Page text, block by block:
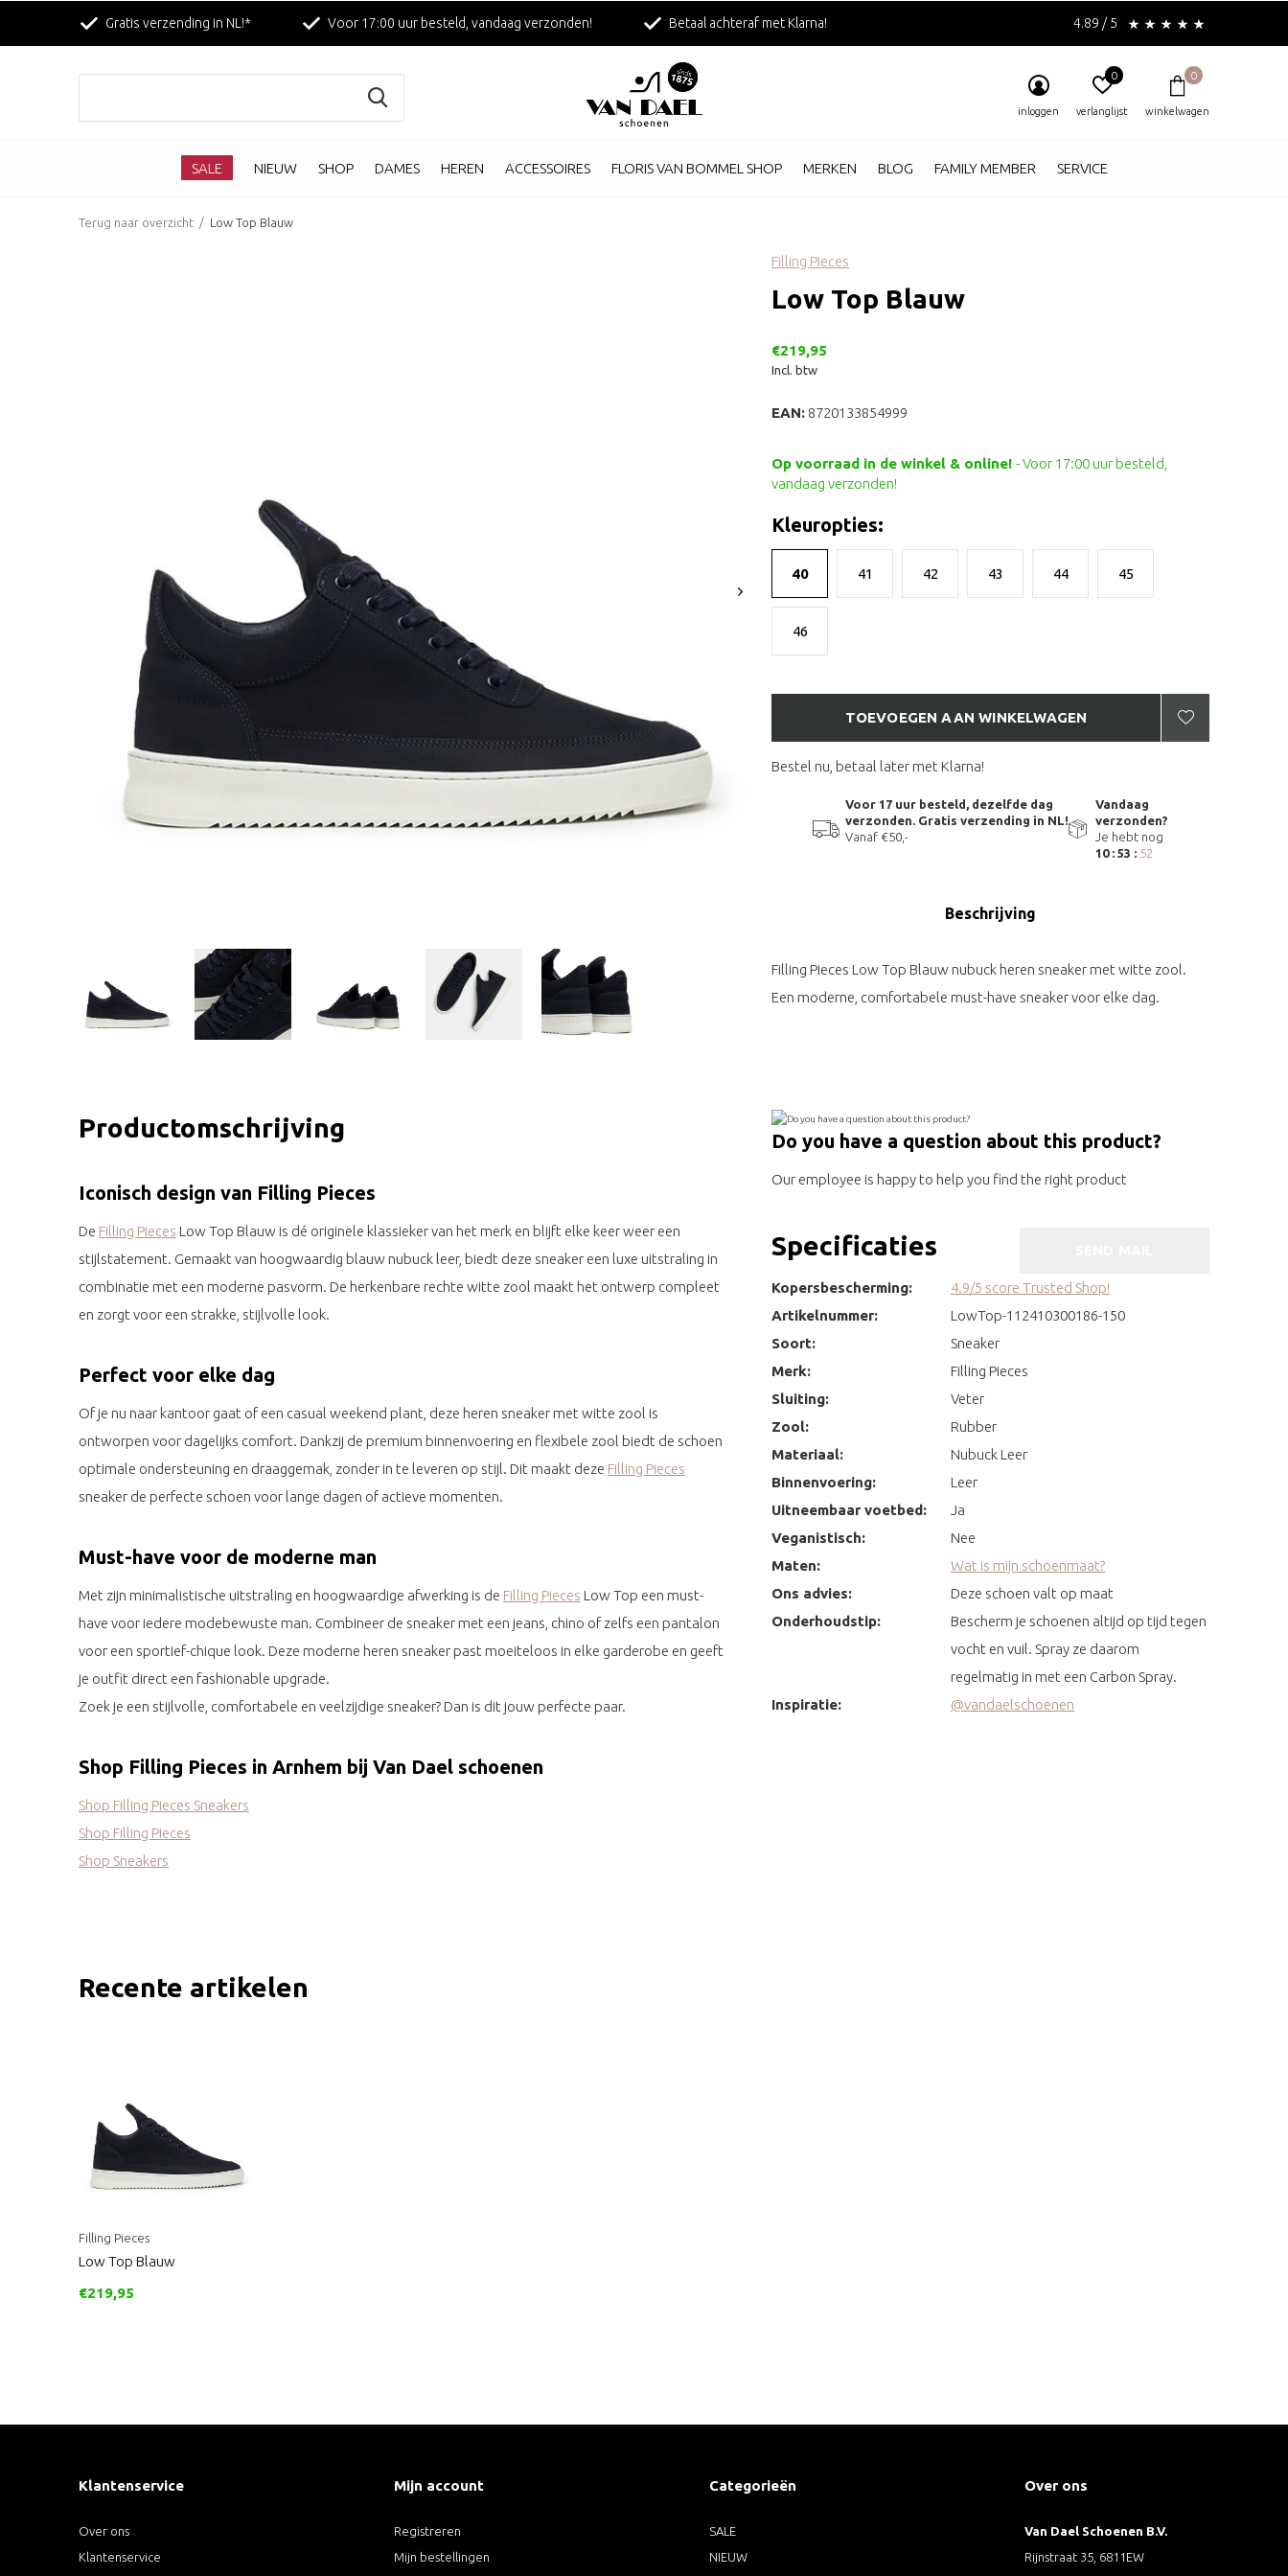
SALE NIEUW SHOP DAMES HEREN ACCESSOIRES FLORIS VAN BOMMEL SHOP MERKEN BLOG FAMILY MEMBER SERVICE
inloggen verlanglijst
0
winkelwagen
0
Gratis verzending in NL!* Voor 17:00 uur besteld, vandaag verzonden! Betaal achteraf met Klarna! 4.89 / 5
Terug naar overzicht Low Top Blauw
Filling Pieces
Low Top Blauw
€219,95
Incl. btw
EAN: 8720133854999
Op voorraad in de winkel & online! - Voor 17:00 uur besteld,
vandaag verzonden!
Kleuropties:
40 41 42 43 44 45
46
TOEVOEGEN AAN WINKELWAGEN
Bestel nu, betaal later met Klarna!
Voor 17 uur besteld, dezelfde dag
verzonden. Gratis verzending in NL!
Vanaf €50,-
Vandaag
verzonden?
Je hebt nog
10 : 53 : 51
Beschrijving
Filling Pieces Low Top Blauw nubuck heren sneaker met witte zool.
Een moderne, comfortabele must-have sneaker voor elke dag.
Productomschrijving
Iconisch design van Filling Pieces
De Filling Pieces Low Top Blauw is dé originele klassieker van het merk en blijft elke keer weer een
stijlstatement. Gemaakt van hoogwaardig blauw nubuck leer, biedt deze sneaker een luxe uitstraling in
combinatie met een moderne pasvorm. De herkenbare rechte witte zool maakt het ontwerp compleet
en zorgt voor een strakke, stijlvolle look.
Perfect voor elke dag
Of je nu naar kantoor gaat of een casual weekend plant, deze heren sneaker met witte zool is
ontworpen voor dagelijks comfort. Dankzij de premium binnenvoering en flexibele zool biedt de schoen
optimale ondersteuning en draaggemak, zonder in te leveren op stijl. Dit maakt deze Filling Pieces
sneaker de perfecte schoen voor lange dagen of actieve momenten.
Must-have voor de moderne man
Met zijn minimalistische uitstraling en hoogwaardige afwerking is de Filling Pieces Low Top een must-
have voor iedere modebewuste man. Combineer de sneaker met een jeans, chino of zelfs een pantalon
voor een sportief-chique look. Deze moderne heren sneaker past moeiteloos in elke garderobe en geeft
je outfit direct een fashionable upgrade.
Zoek je een stijlvolle, comfortabele en veelzijdige sneaker? Dan is dit jouw perfecte paar.
Shop Filling Pieces in Arnhem bij Van Dael schoenen
Shop Filling Pieces Sneakers
Shop Filling Pieces
Shop Sneakers
Do you have a question about this product?
Our employee is happy to help you find the right product
Specificaties
Kopersbescherming:
4.9/5 score Trusted Shop!
Artikelnummer:
LowTop-112410300186-150
Soort:
Sneaker
Merk:
Filling Pieces
Sluiting:
Veter
Zool:
Rubber
Materiaal:
Nubuck Leer
Binnenvoering:
Leer
Uitneembaar voetbed:
Ja
Veganistisch:
Nee
Maten:
Wat is mijn schoenmaat?
Ons advies:
Deze schoen valt op maat
Onderhoudstip:
Bescherm je schoenen altijd op tijd tegen
vocht en vuil. Spray ze daarom
regelmatig in met een Carbon Spray.
Inspiratie:
@vandaelschoenen
Recente artikelen
Filling Pieces
Low Top Blauw
€219,95
Klantenservice
Over ons
Klantenservice
Mijn account
Registreren
Mijn bestellingen
Categorieën
SALE
NIEUW
Over ons
Van Dael Schoenen B.V.
Rijnstraat 35, 6811EW